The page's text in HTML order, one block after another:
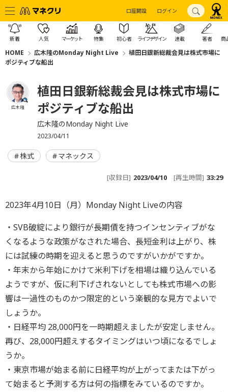
口座開設 ログイン
新着 人気 マーケット 特集 初心者 ライフデザイン 連載 著者 商
HOME 広木隆のMonday Night Live
植田日銀新総裁会見は株式市場に
ポジティブな船出
広木 隆
植田日銀新総裁会見は株式市場に
ポジティブな船出
広木隆のMonday Night Live
2023/04/11
株式 マネックス
[収録日] 2023/04/10 [再生時間] 33:29
2023年4月10日（月）Monday Night Liveの内容
・SVB破綻により銀行が長期債を持つインセンティブがな
くなるような政策がなされた場合、長短金利は上がり、株
には試練の時期を迎えると思うのですがいかがですか。
・年末から年始にかけて米利下げを相場は織り込んでいる
ようですが、仮に利下げされないとしても株式市場への影
響は一過性のものかつ限定的という楽観的な見方でよいで
しょうか。
・日経平均 28,000円を一時期超えましたが安定しません。
再び、28,000円超えするタイミングはいつ頃になるでしょ
うか。
・東京市場が始まる前に日経平均が上がってまたは下がっ
て始まると予測する方は何の指標をみているのですか。